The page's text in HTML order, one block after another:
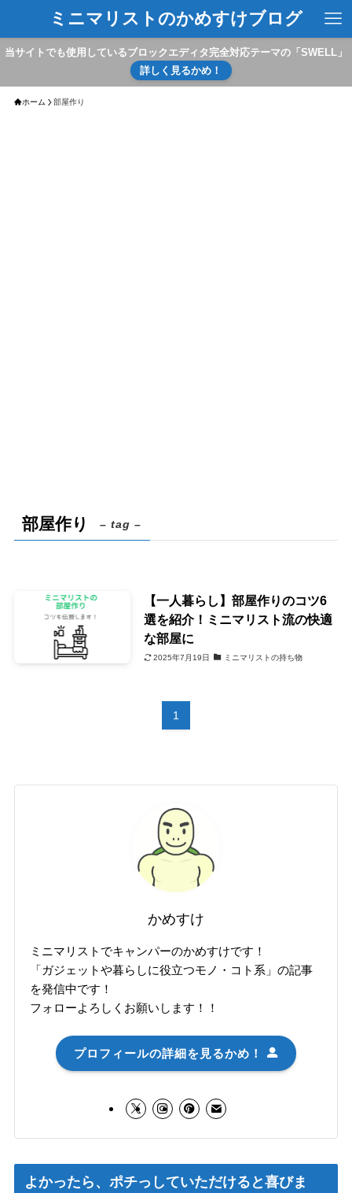
ミニマリストのかめすけブログ
当サイトでも使用しているブロックエディタ完全対応テーマの「SWELL」
詳しく見るかめ！
ホーム 部屋作り
部屋作り – tag –
【一人暮らし】部屋作りのコツ6
選を紹介！ミニマリスト流の快適
な部屋に
2025年7月19日 ミニマリストの持ち物
1
かめすけ
ミニマリストでキャンパーのかめすけです！
「ガジェットや暮らしに役立つモノ・コト系」の記事
を発信中です！
フォローよろしくお願いします！！
プロフィールの詳細を見るかめ！
よかったら、ポチっしていただけると喜びま